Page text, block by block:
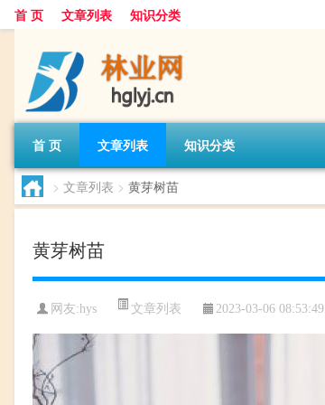
首 页 文章列表 知识分类
首 页 文章列表 知识分类
> 文章列表 > 黄芽树苗
黄芽树苗
网友:hys 文章列表 2023-03-06 08:53:49